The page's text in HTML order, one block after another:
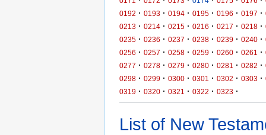
0192 · 0193 · 0194 · 0195 · 0196 · 0197 ·
0213 · 0214 · 0215 · 0216 · 0217 · 0218 ·
0235 · 0236 · 0237 · 0238 · 0239 · 0240 ·
0256 · 0257 · 0258 · 0259 · 0260 · 0261 ·
0277 · 0278 · 0279 · 0280 · 0281 · 0282 ·
0298 · 0299 · 0300 · 0301 · 0302 · 0303 ·
0319 · 0320 · 0321 · 0322 · 0323 ·
List of New